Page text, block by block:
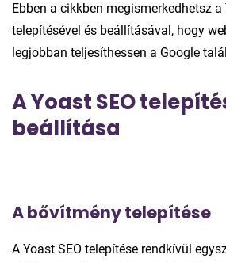
Ebben a cikkben megismerkedhetsz a
telepítésével és beállításával, hogy
legjobban teljesíthessen a Google
A Yoast SEO
beállítása
A bővítmény telepítése
A Yoast SEO telepítése rendkívül